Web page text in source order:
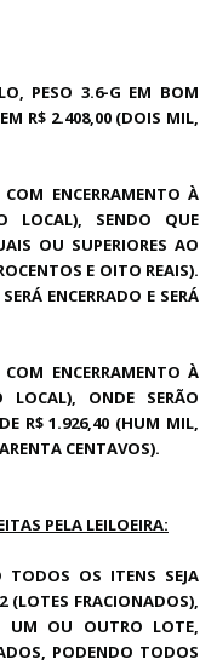
PESO 3.6-G EM BOM
R$ 2.408,00 (DOIS MIL,
ENCERRAMENTO À
LOCAL), SENDO QUE
OU SUPERIORES AO
E OITO REAIS).
ENCERRADO E SERÁ
ENCERRAMENTO À
LOCAL), ONDE SERÃO
R$ 1.926,40 (HUM MIL,
CENTAVOS).
PELA LEILOEIRA:
TODOS OS ITENS SEJA
(LOTES FRACIONADOS),
UM OU OUTRO LOTE,
PODENDO TODOS